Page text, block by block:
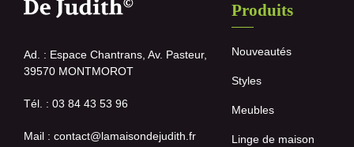
Ad. : Espace Chantrans, Av. Pasteur,
39570 MONTMOROT
Tél. : 03 84 43 53 96
Mail : contact@lamaisondejudith.fr
Produits
Nouveautés
Styles
Meubles
Linge de maison